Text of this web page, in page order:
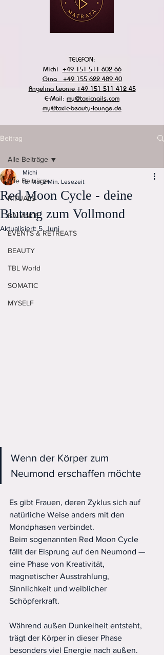
TELEFON:
Michi +49 151 511 602 66
Gina +49 155 622 489 40
Angelina Leonie +49 151 511 412 45
E-Mail: my@toxicnails.com
my@toxic-beauty-lounge.de
Beitrag
Alle Beiträge
RITUALS
BALANCE
EVENTS & RETREATS
BEAUTY
TBL World
SOMATIC
MYSELF
Alle Beiträge
Red Moon Cycle - deine
Blutung zum Vollmond
Michi
15. Mai 2 Min. Lesezeit
Aktualisiert:5. Juni
Wenn der Körper zum
Neumond erschaffen möchte
Es gibt Frauen, deren Zyklus sich auf
natürliche Weise anders mit den
Mondphasen verbindet.
Beim sogenannten Red Moon Cycle
fällt der Eisprung auf den Neumond —
eine Phase von Kreativität,
magnetischer Ausstrahlung,
Sinnlichkeit und weiblicher
Schöpferkraft.
Während außen Dunkelheit entsteht,
trägt der Körper in dieser Phase
besonders viel Energie nach außen.